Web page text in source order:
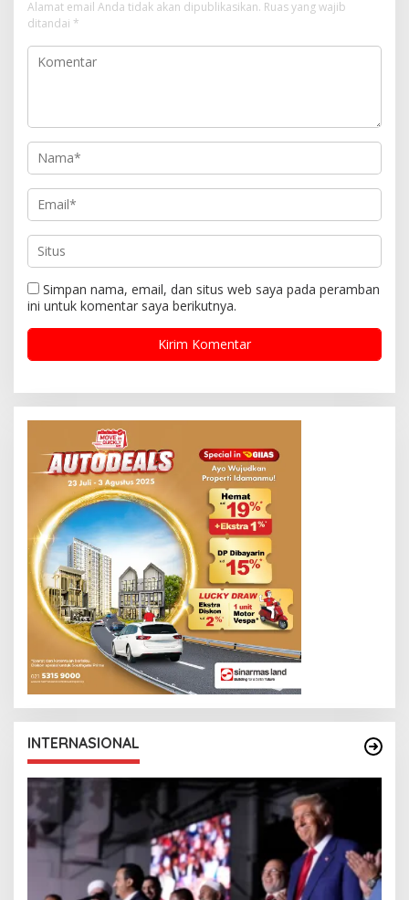
Alamat email Anda tidak akan dipublikasikan. Ruas yang wajib
ditandai *
Simpan nama, email, dan situs web saya pada peramban
ini untuk komentar saya berikutnya.
INTERNASIONAL